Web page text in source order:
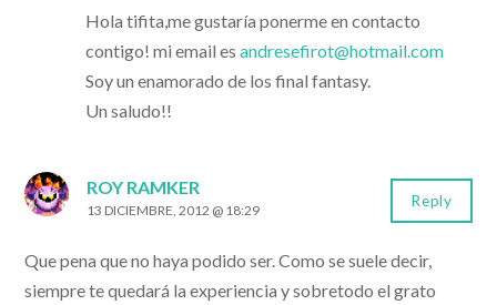
Hola tifita,me gustaría ponerme en contacto
contigo! mi email es andresefirot@hotmail.com
Soy un enamorado de los final fantasy.
Un saludo!!
ROY RAMKER
13 DICIEMBRE, 2012 @ 18:29
Que pena que no haya podido ser. Como se suele decir,
siempre te quedará la experiencia y sobretodo el grato
Reply